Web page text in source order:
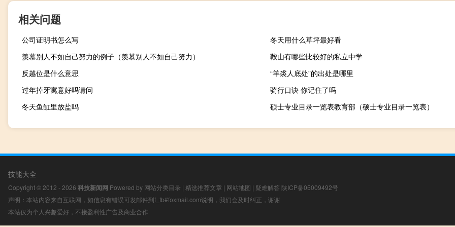
相关问题
公司证明书怎么写
冬天用什么草坪最好看
羡慕别人不如自己努力的例子（羡慕别人不如自己努力）
鞍山有哪些比较好的私立中学
反越位是什么意思
“羊裘人底处”的出处是哪里
过年掉牙寓意好吗请问
骑行口诀 你记住了吗
冬天鱼缸里放盐吗
硕士专业目录一览表教育部（硕士专业目录一览表）
技能大全
Copyright © 2012 - 2026 科技新闻网 Powered by 网站分类目录 | 精选推荐文章 | 网站地图 | 疑难解答 陕ICP备05009492号
声明：本站内容来自互联网，如信息有错误可发邮件到f_fb#foxmail.com说明，我们会及时纠正，谢谢
本站仅为个人兴趣爱好，不接盈利性广告及商业合作